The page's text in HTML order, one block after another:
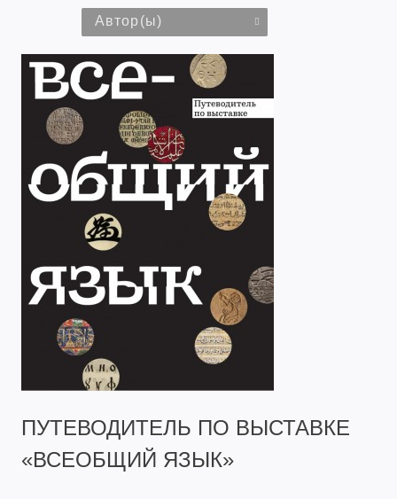
Автор(ы)
ПУТЕВОДИТЕЛЬ ПО ВЫСТАВКЕ
«ВСЕОБЩИЙ ЯЗЫК»